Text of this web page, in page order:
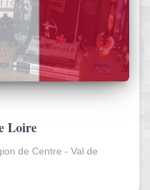
Loire
de Centre - Val de